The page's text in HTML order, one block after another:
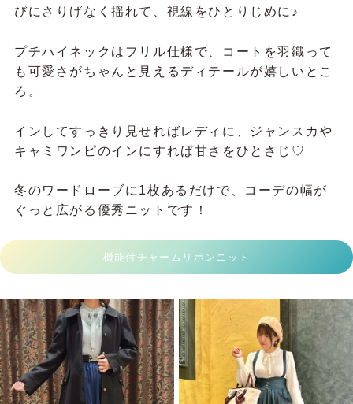
びにさりげなく揺れて、視線をひとりじめに♪
プチハイネックはフリル仕様で、コートを羽織って
も可愛さがちゃんと見えるディテールが嬉しいとこ
ろ。
インしてすっきり見せればレディに、ジャンスカや
キャミワンピのインにすれば甘さをひとさじ♡
冬のワードローブに1枚あるだけで、コーデの幅が
ぐっと広がる優秀ニットです！
機能付チャームリボンニット